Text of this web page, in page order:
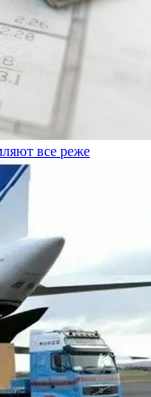
все реже